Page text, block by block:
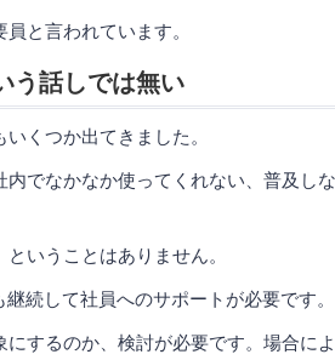
と言われています。
う話しでは無い
くつか出てきました。
でなかなか使ってくれない、普及し
いうことはありません。
続して社員へのサポートが必要です。
するのか、検討が必要です。場合に